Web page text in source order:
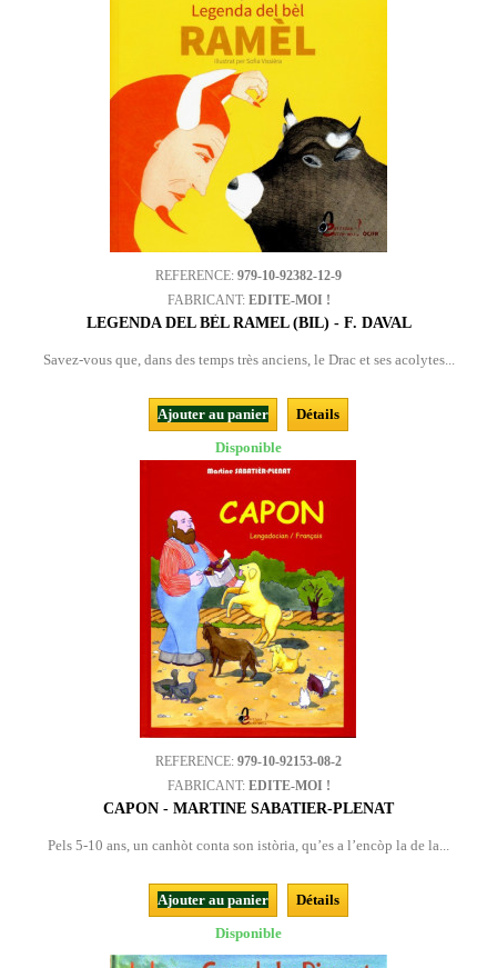
REFERENCE: 979-10-92382-12-9
FABRICANT: EDITE-MOI !
LEGENDA DEL BÈL RAMEL (BIL) - F. DAVAL
Savez-vous que, dans des temps très anciens, le Drac et ses acolytes...
Ajouter au panier
Détails
Disponible
REFERENCE: 979-10-92153-08-2
FABRICANT: EDITE-MOI !
CAPON - MARTINE SABATIER-PLENAT
Pels 5-10 ans, un canhòt conta son istòria, qu’es a l’encòp la de la...
Ajouter au panier
Détails
Disponible